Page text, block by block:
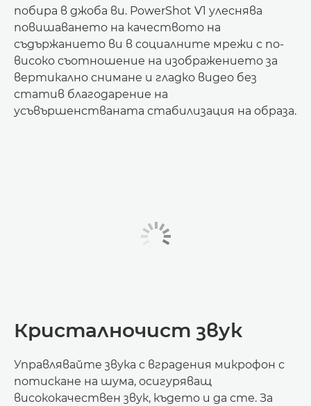
побира в джоба ви. PowerShot V1 улеснява
повишаването на качеството на
съдържанието ви в социалните мрежи с по-
високо съотношение на изображението за
вертикално снимане и гладко видео без
статив благодарение на
усъвършенстваната стабилизация на образа.
Кристалночист звук
Управлявайте звука с вградения микрофон с
потискане на шума, осигуряващ
висококачествен звук, където и да сте. За